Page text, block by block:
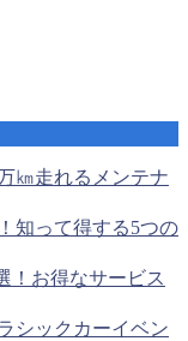
㎞走れるメンテナ
知って得する5つの
！お得なサービス
シックカーイベン